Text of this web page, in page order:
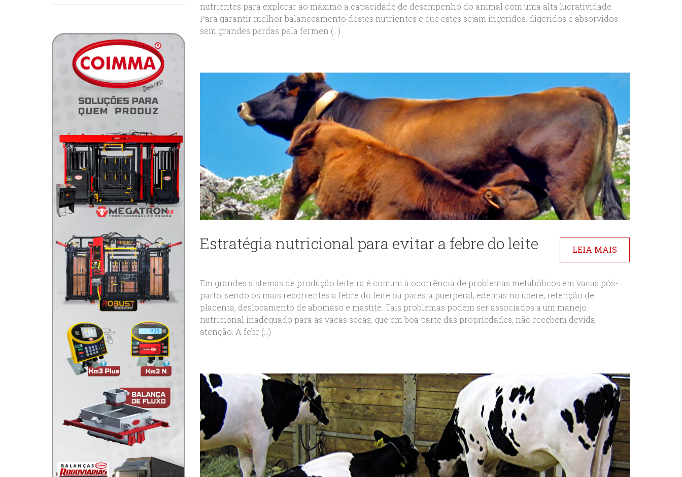
nutrientes para explorar ao máximo a capacidade de desempenho do animal com uma alta lucratividade.
Para garantir melhor balanceamento destes nutrientes e que estes sejam ingeridos, digeridos e absorvidos
sem grandes perdas pela fermen (...)
Estratégia nutricional para evitar a febre do leite LEIA MAIS
Em grandes sistemas de produção leiteira é comum à ocorrência de problemas metabólicos em vacas pós-
parto, sendo os mais recorrentes a febre do leite ou paresia puerperal, edemas no úbere, retenção de
placenta, deslocamento de abomaso e mastite. Tais problemas podem ser associados a um manejo
nutricional inadequado para as vacas secas, que em boa parte das propriedades, não recebem devida
atenção. A febr (...)